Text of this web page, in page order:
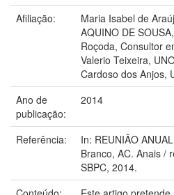
Afiliação:
Maria Isabel de
AQUINO DE
Roçoda, Consultor
Valerio Teixeira,
Cardoso dos Anjos,
Ano de
publicação:
2014
Referência:
In: REUNIÃO
Branco, AC. Anais /
SBPC, 2014.